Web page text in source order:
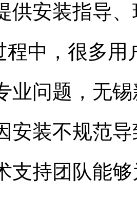
供安装指导
程中，很多
业问题，无
安装不规范
支持团队能